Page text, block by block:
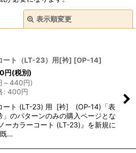
表示順変更
絞り込む
ート（LT-23）用[衿] [OP-14]
円(税別)
～440円)
: 400円
ート (LT-23) 用 [衿] (OP-14)「表
」のパターンのみの購入ページとな
ーカラーコート (LT-23)』を新規に
…